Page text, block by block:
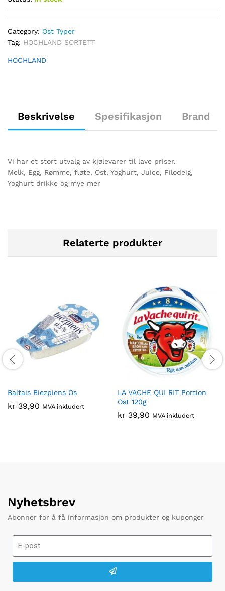
Category: Ost Typer
Tag: HOCHLAND SORTETT
HOCHLAND
Beskrivelse Spesifikasjon Brand
Vi har et stort utvalg av kjølevarer til lave priser.
Melk, Egg, Rømme, fløte, Ost, Yoghurt, Juice, Filodeig,
Yoghurt drikke og mye mer
Relaterte produkter
Baltais Biezpiens Os
kr 39,90 MVA inkludert
LA VACHE QUI RIT Portion
Ost 120g
kr 39,90 MVA inkludert
Nyhetsbrev
Abonner for å få informasjon om produkter og kuponger